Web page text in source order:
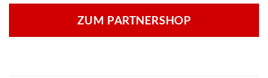
ZUM PARTNERSHOP